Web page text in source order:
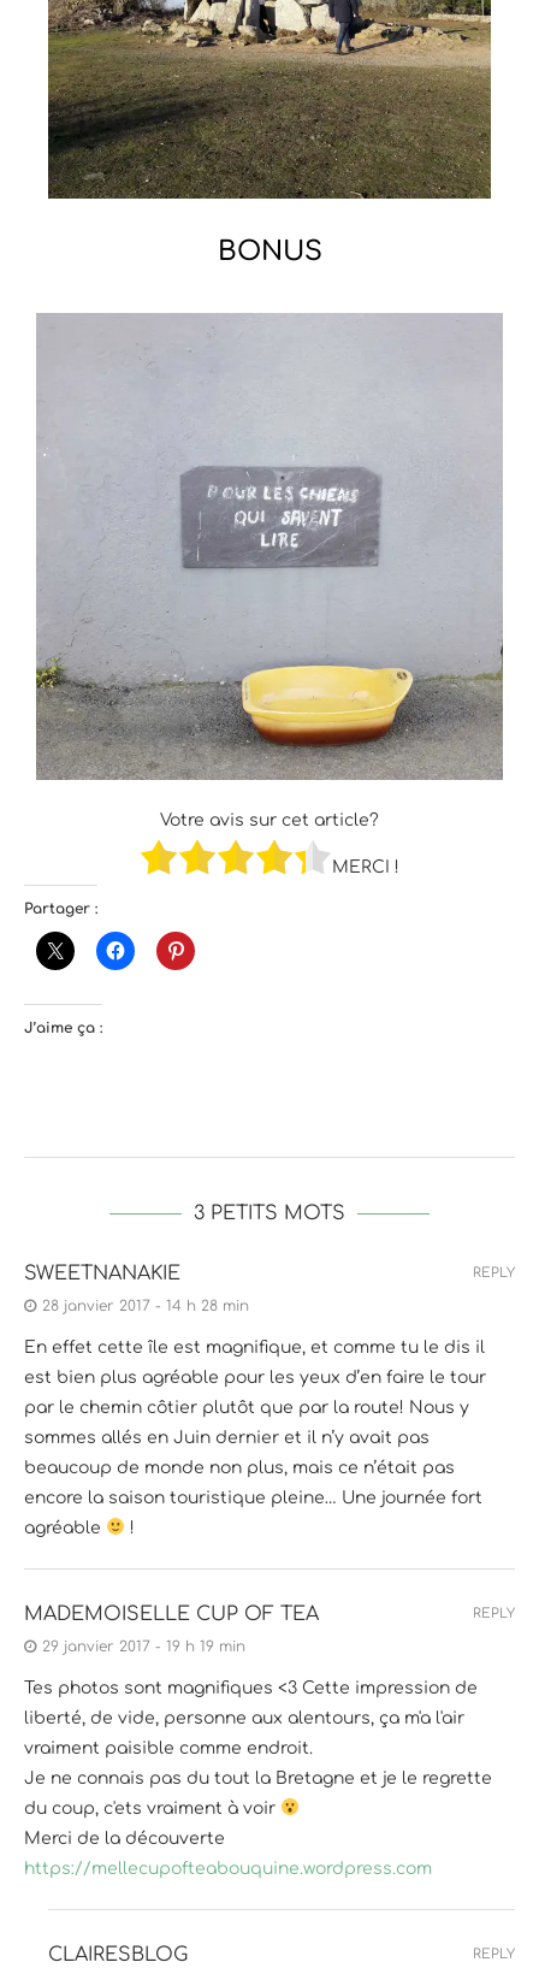
BONUS
Votre avis sur cet article?
MERCI !
Partager :
J’aime ça :
3 PETITS MOTS
SWEETNANAKIE
28 janvier 2017 - 14 h 28 min
En effet cette île est magnifique, et comme tu le dis il
est bien plus agréable pour les yeux d’en faire le tour
par le chemin côtier plutôt que par la route! Nous y
sommes allés en Juin dernier et il n’y avait pas
beaucoup de monde non plus, mais ce n’était pas
encore la saison touristique pleine… Une journée fort
agréable
!
REPLY
MADEMOISELLE CUP OF TEA
29 janvier 2017 - 19 h 19 min
Tes photos sont magnifiques <3 Cette impression de
liberté, de vide, personne aux alentours, ça m'a l'air
vraiment paisible comme endroit.
Je ne connais pas du tout la Bretagne et je le regrette
du coup, c'ets vraiment à voir
Merci de la découverte
https://mellecupofteabouquine.wordpress.com
REPLY
CLAIRESBLOG REPLY